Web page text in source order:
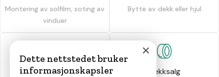
Montering av solfilm, soting av
vinduer
Bytte av dekk eller hjul
Dekkhotell Dekksalg
×
Dette nettstedet bruker
informasjonskapsler